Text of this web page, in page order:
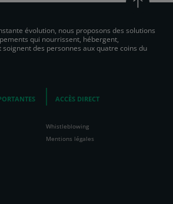
évolution, nous proposons des solutions
qui nourrissent, hébergent,
des personnes aux quatre coins du
ACCÈS DIRECT
Whistleblowing
Mentions légales